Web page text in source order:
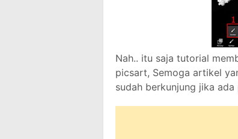
Nah.. itu saja tutorial
picsart, Semoga artikel
sudah berkunjung jika